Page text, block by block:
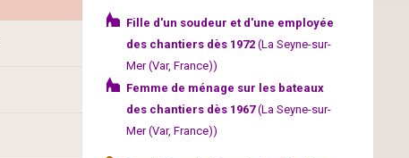
Fille d'un soudeur et d'une employée
des chantiers dès 1972 (La Seyne-sur-
Mer (Var, France))
Femme de ménage sur les bateaux
des chantiers dès 1967(La Seyne-sur-
Mer (Var, France))